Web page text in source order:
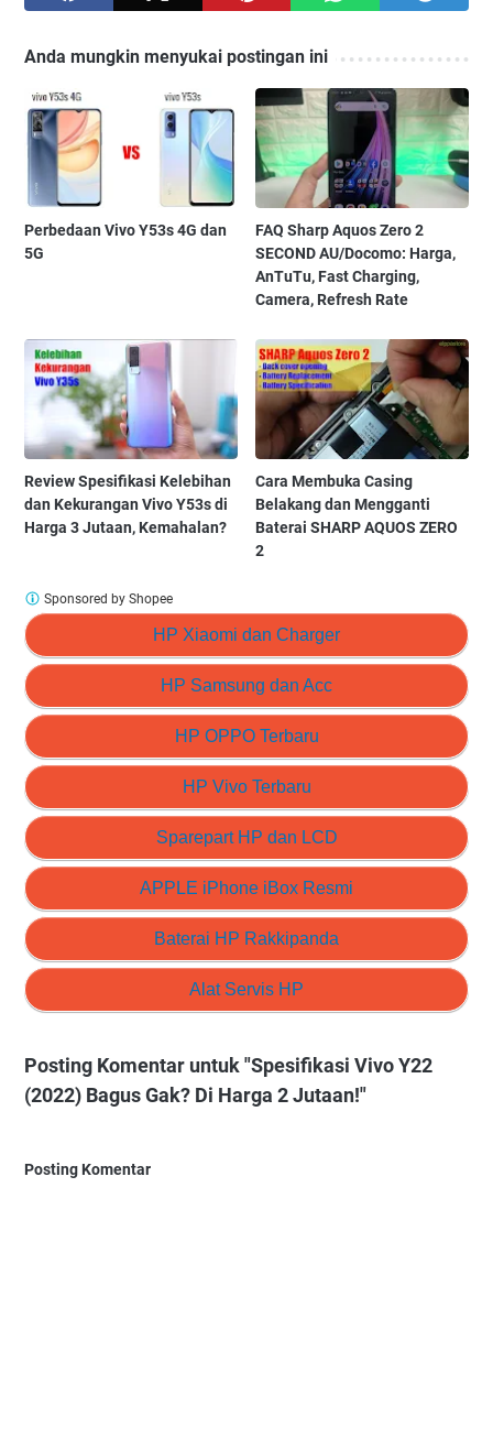
Anda mungkin menyukai postingan ini
Perbedaan Vivo Y53s 4G dan
5G
FAQ Sharp Aquos Zero 2
SECOND AU/Docomo: Harga,
AnTuTu, Fast Charging,
Camera, Refresh Rate
Review Spesifikasi Kelebihan
dan Kekurangan Vivo Y53s di
Harga 3 Jutaan, Kemahalan?
Cara Membuka Casing
Belakang dan Mengganti
Baterai SHARP AQUOS ZERO
2
HP Xiaomi dan Charger
HP Samsung dan Acc
HP OPPO Terbaru
HP Vivo Terbaru
Sparepart HP dan LCD
APPLE iPhone iBox Resmi
Baterai HP Rakkipanda
Alat Servis HP
Sponsored by Shopee
Posting Komentar untuk "Spesifikasi Vivo Y22
(2022) Bagus Gak? Di Harga 2 Jutaan!"
Posting Komentar